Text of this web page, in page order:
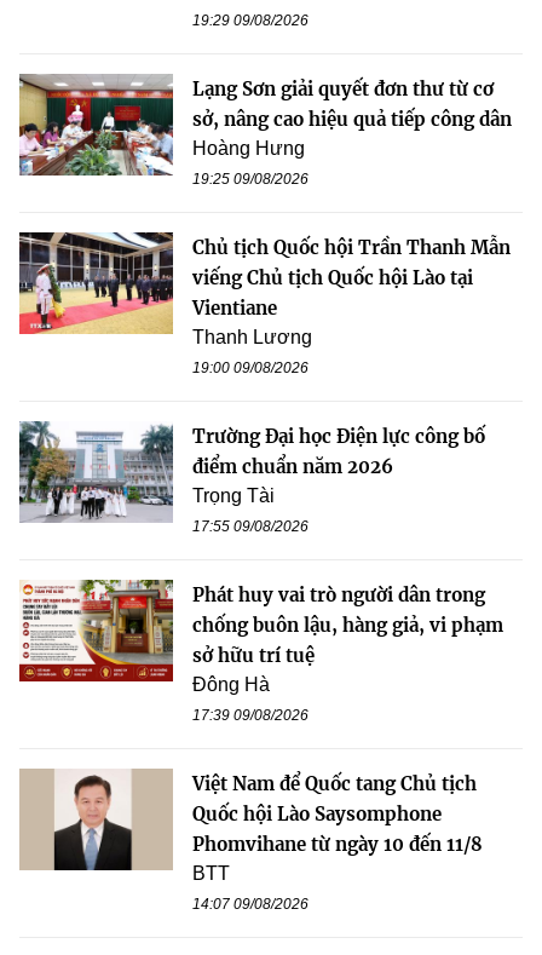
19:29 09/08/2026
Lạng Sơn giải quyết đơn thư từ cơ
sở, nâng cao hiệu quả tiếp công dân
Hoàng Hưng
19:25 09/08/2026
Chủ tịch Quốc hội Trần Thanh Mẫn
viếng Chủ tịch Quốc hội Lào tại
Vientiane
Thanh Lương
19:00 09/08/2026
Trường Đại học Điện lực công bố
điểm chuẩn năm 2026
Trọng Tài
17:55 09/08/2026
Phát huy vai trò người dân trong
chống buôn lậu, hàng giả, vi phạm
sở hữu trí tuệ
Đông Hà
17:39 09/08/2026
Việt Nam để Quốc tang Chủ tịch
Quốc hội Lào Saysomphone
Phomvihane từ ngày 10 đến 11/8
BTT
14:07 09/08/2026